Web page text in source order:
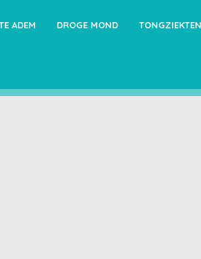
ADEM DROGE MOND TONGZIEKTEN